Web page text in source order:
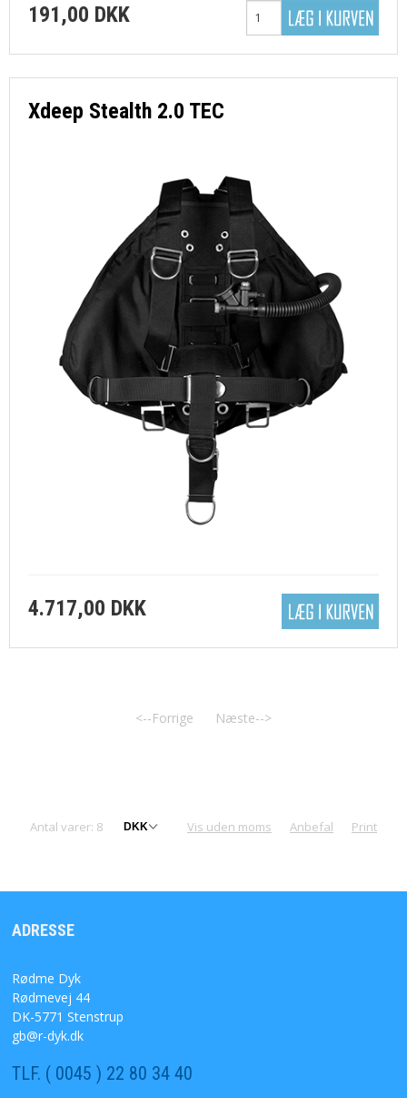
191,00 DKK
Xdeep Stealth 2.0 TEC
4.717,00 DKK
<--Forrige Næste-->
Antal varer: 8 Vis uden moms Anbefal Print
ADRESSE
Rødme Dyk
Rødmevej 44
DK-5771 Stenstrup
gb@r-dyk.dk
TLF. ( 0045 ) 22 80 34 40